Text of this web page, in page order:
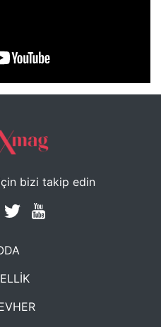
bizi takip edin